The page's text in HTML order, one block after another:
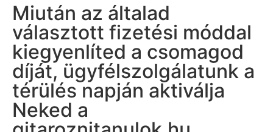
Miután az általad
választott fizetési móddal
kiegyenlíted a csomagod
díját, ügyfélszolgálatunk a
térülés napján aktiválja
Neked a